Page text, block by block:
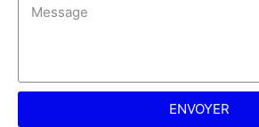
ENVOYER